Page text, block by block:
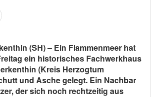
(SH) – Ein Flammenmeer hat
ein historisches Fachwerkhaus
(Kreis Herzogtum
und Asche gelegt. Ein Nachbar
der sich noch rechtzeitig aus